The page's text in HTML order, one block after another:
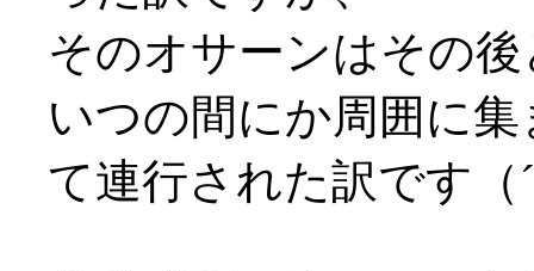
そのオサーンはその
いつの間にか周囲に
て連行された訳です（